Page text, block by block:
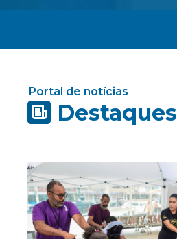
Portal de notícias
Destaques